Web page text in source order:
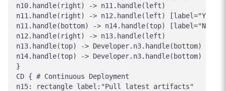
n10.handle(right) -> n11.handle(left)
n11.handle(right) -> n12.handle(left) [label="Yes"]
n11.handle(bottom) -> n14.handle(top) [label="No"]
n12.handle(right) -> n13.handle(left)
n13.handle(top) -> Developer.n3.handle(bottom)
n14.handle(top) -> Developer.n3.handle(bottom)
}
CD { # Continuous Deployment
n15: rectangle label:"Pull latest artifacts"